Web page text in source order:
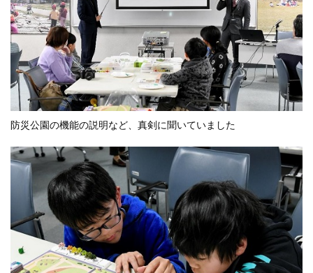
防災公園の機能の説明など、真剣に聞いていました